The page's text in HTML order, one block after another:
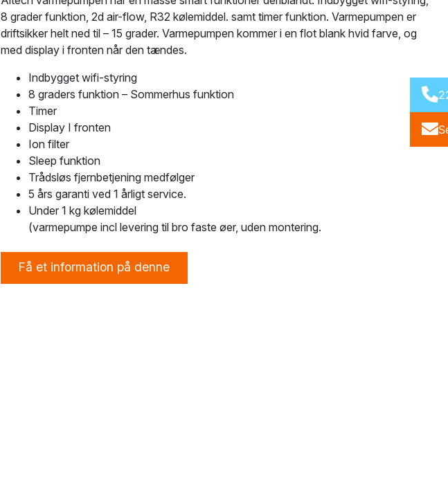
8 grader funktion, 2d air-flow, R32 kølemiddel. samt timer funktion. Varmepumpen er
driftsikker helt ned til – 15 grader. Varmepumpen kommer i en flot blank hvid farve, og
med display i fronten når den tændes.
Indbygget wifi-styring
8 graders funktion – Sommerhus funktion
Timer
Display I fronten
Ion filter
Sleep funktion
Trådsløs fjernbetjening medfølger
5 års garanti ved 1 årligt service.
Under 1 kg kølemiddel
(varmepumpe incl levering til bro faste øer, uden montering.
Få et information på denne